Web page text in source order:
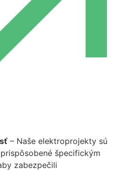
– Naše elektroprojekty sú
špecifickým
zabezpečili